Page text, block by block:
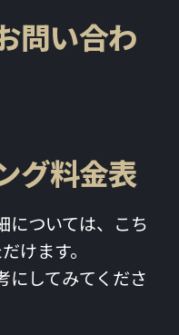
問い合わ
グ料金表
については、こち
けます。
にしてみてくださ